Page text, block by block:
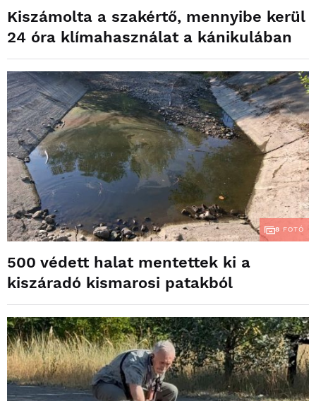
Kiszámolta a szakértő, mennyibe kerül
24 óra klímahasználat a kánikulában
8 FOTÓ
500 védett halat mentettek ki a
kiszáradó kismarosi patakból